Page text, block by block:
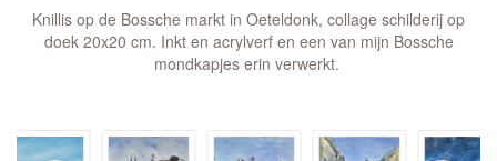
Knillis op de Bossche markt in Oeteldonk, collage schilderij op
doek 20x20 cm. Inkt en acrylverf en een van mijn Bossche
mondkapjes erin verwerkt.